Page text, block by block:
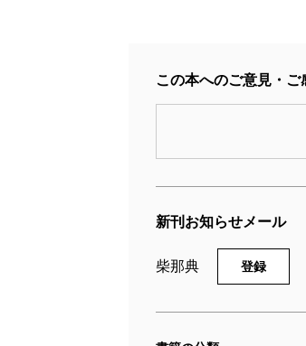
この本へのご意見・ご
新刊お知らせメール
柴那典 登録